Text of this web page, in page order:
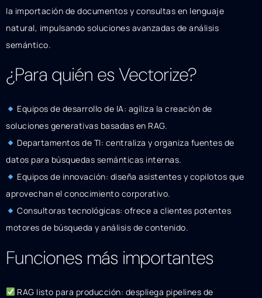
la importación de documentos y consultas en lenguaje
natural, impulsando soluciones avanzadas de análisis
semántico.
¿Para quién es Vectorize?
Equipos de desarrollo de IA: agiliza la creación de
soluciones generativas basadas en RAG.
Departamentos de TI: centraliza y organiza fuentes de
datos para búsquedas semánticas internas.
Equipos de innovación: diseña asistentes y copilotos que
aprovechan el conocimiento corporativo.
Consultoras tecnológicas: ofrece a clientes potentes
motores de búsqueda y análisis de contenido.
Funciones más importantes
RAG listo para producción: despliega pipelines de